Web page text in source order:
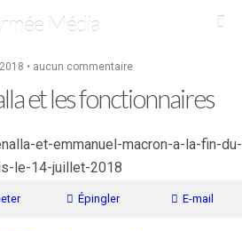
Média
• aucun commentaire
et les fonctionnaires
Épingler E-mail